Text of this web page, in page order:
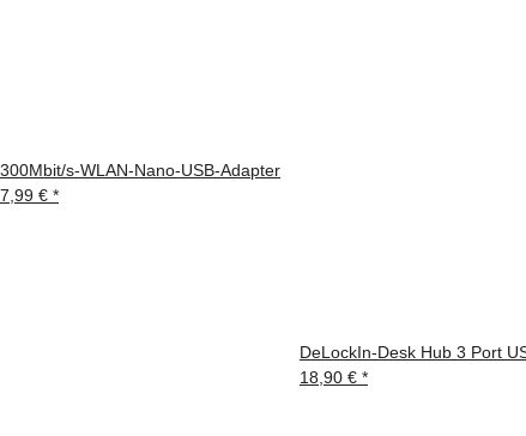
300Mbit/s-WLAN-Nano-USB-Adapter
7,99 € *
DeLockIn-Desk Hub 3 Port
18,90 € *